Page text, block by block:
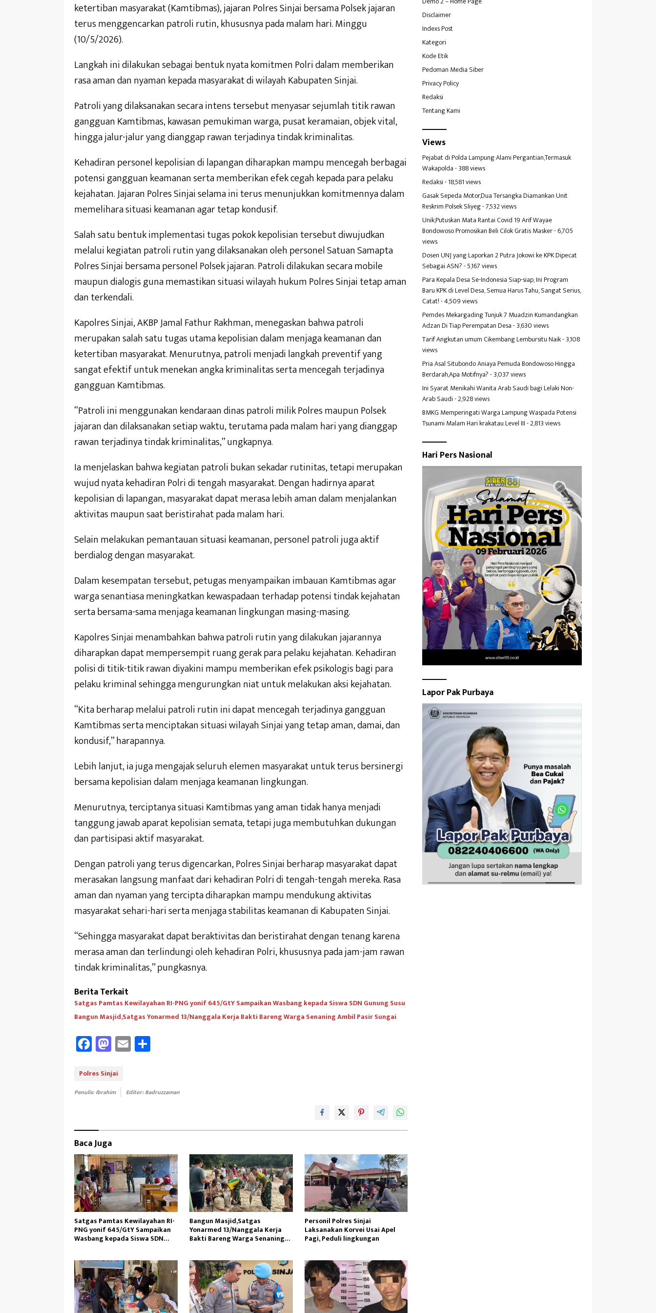
ketertiban masyarakat (Kamtibmas), jajaran Polres Sinjai bersama Polsek jajaran
terus menggencarkan patroli rutin, khususnya pada malam hari. Minggu
(10/5/2026).
Langkah ini dilakukan sebagai bentuk nyata komitmen Polri dalam memberikan
rasa aman dan nyaman kepada masyarakat di wilayah Kabupaten Sinjai.
Patroli yang dilaksanakan secara intens tersebut menyasar sejumlah titik rawan
gangguan Kamtibmas, kawasan pemukiman warga, pusat keramaian, objek vital,
hingga jalur-jalur yang dianggap rawan terjadinya tindak kriminalitas.
Kehadiran personel kepolisian di lapangan diharapkan mampu mencegah berbagai
potensi gangguan keamanan serta memberikan efek cegah kepada para pelaku
kejahatan. Jajaran Polres Sinjai selama ini terus menunjukkan komitmennya dalam
memelihara situasi keamanan agar tetap kondusif.
Salah satu bentuk implementasi tugas pokok kepolisian tersebut diwujudkan
melalui kegiatan patroli rutin yang dilaksanakan oleh personel Satuan Samapta
Polres Sinjai bersama personel Polsek jajaran. Patroli dilakukan secara mobile
maupun dialogis guna memastikan situasi wilayah hukum Polres Sinjai tetap aman
dan terkendali.
Kapolres Sinjai, AKBP Jamal Fathur Rakhman, menegaskan bahwa patroli
merupakan salah satu tugas utama kepolisian dalam menjaga keamanan dan
ketertiban masyarakat. Menurutnya, patroli menjadi langkah preventif yang
sangat efektif untuk menekan angka kriminalitas serta mencegah terjadinya
gangguan Kamtibmas.
“Patroli ini menggunakan kendaraan dinas patroli milik Polres maupun Polsek
jajaran dan dilaksanakan setiap waktu, terutama pada malam hari yang dianggap
rawan terjadinya tindak kriminalitas,” ungkapnya.
Ia menjelaskan bahwa kegiatan patroli bukan sekadar rutinitas, tetapi merupakan
wujud nyata kehadiran Polri di tengah masyarakat. Dengan hadirnya aparat
kepolisian di lapangan, masyarakat dapat merasa lebih aman dalam menjalankan
aktivitas maupun saat beristirahat pada malam hari.
Selain melakukan pemantauan situasi keamanan, personel patroli juga aktif
berdialog dengan masyarakat.
Dalam kesempatan tersebut, petugas menyampaikan imbauan Kamtibmas agar
warga senantiasa meningkatkan kewaspadaan terhadap potensi tindak kejahatan
serta bersama-sama menjaga keamanan lingkungan masing-masing.
Kapolres Sinjai menambahkan bahwa patroli rutin yang dilakukan jajarannya
diharapkan dapat mempersempit ruang gerak para pelaku kejahatan. Kehadiran
polisi di titik-titik rawan diyakini mampu memberikan efek psikologis bagi para
pelaku kriminal sehingga mengurungkan niat untuk melakukan aksi kejahatan.
“Kita berharap melalui patroli rutin ini dapat mencegah terjadinya gangguan
Kamtibmas serta menciptakan situasi wilayah Sinjai yang tetap aman, damai, dan
kondusif,” harapannya.
Lebih lanjut, ia juga mengajak seluruh elemen masyarakat untuk terus bersinergi
bersama kepolisian dalam menjaga keamanan lingkungan.
Menurutnya, terciptanya situasi Kamtibmas yang aman tidak hanya menjadi
tanggung jawab aparat kepolisian semata, tetapi juga membutuhkan dukungan
dan partisipasi aktif masyarakat.
Dengan patroli yang terus digencarkan, Polres Sinjai berharap masyarakat dapat
merasakan langsung manfaat dari kehadiran Polri di tengah-tengah mereka. Rasa
aman dan nyaman yang tercipta diharapkan mampu mendukung aktivitas
masyarakat sehari-hari serta menjaga stabilitas keamanan di Kabupaten Sinjai.
“Sehingga masyarakat dapat beraktivitas dan beristirahat dengan tenang karena
merasa aman dan terlindungi oleh kehadiran Polri, khususnya pada jam-jam rawan
tindak kriminalitas,” pungkasnya.
Berita Terkait
Satgas Pamtas Kewilayahan RI-PNG yonif 645/GtY Sampaikan Wasbang kepada Siswa SDN Gunung Susu
Bangun Masjid,Satgas Yonarmed 13/Nanggala Kerja Bakti Bareng Warga Senaning Ambil Pasir Sungai
Fa
ce
b
oo
M
as
to
d
E
m
Polres Sinjai
Penulis: Ibrahim Editor: Badruzzaman
Baca Juga
Satgas Pamtas Kewilayahan RI-
PNG yonif 645/GtY Sampaikan
Wasbang kepada Siswa SDN
Bangun Masjid,Satgas
Yonarmed 13/Nanggala Kerja
Bakti Bareng Warga Senaning
Personil Polres Sinjai
Laksanakan Korvei Usai Apel
Pagi, Peduli lingkungan
Disclaimer
Indexs Post
Kategori
Kode Etik
Pedoman Media Siber
Privacy Policy
Redaksi
Tentang Kami
Views
Pejabat di Polda Lampung Alami Pergantian,Termasuk
Wakapolda- 388 views
Redaksi- 18,581 views
Gasak Sepeda Motor,Dua Tersangka Diamankan Unit
Reskrim Polsek Sliyeg- 7,532 views
Unik,Putuskan Mata Rantai Covid 19 Arif Wayae
Bondowoso Promosikan Beli Cilok Gratis Masker- 6,705
views
Dosen UNJ yang Laporkan 2 Putra Jokowi ke KPK Dipecat
Sebagai ASN?- 5,167 views
Para Kepala Desa Se-Indonesia Siap-siap, Ini Program
Baru KPK di Level Desa, Semua Harus Tahu, Sangat Serius,
Catat!- 4,509 views
Pemdes Mekargading Tunjuk 7 Muadzin Kumandangkan
Adzan Di Tiap Perempatan Desa- 3,630 views
Tarif Angkutan umum Cikembang Lembursitu Naik- 3,108
views
Pria Asal Situbondo Aniaya Pemuda Bondowoso Hingga
Berdarah,Apa Motifnya?- 3,037 views
Ini Syarat Menikahi Wanita Arab Saudi bagi Lelaki Non-
Arab Saudi- 2,928 views
BMKG Memperingati Warga Lampung Waspada Potensi
Tsunami Malam Hari krakatau Level III- 2,813 views
Hari Pers Nasional
Lapor Pak Purbaya